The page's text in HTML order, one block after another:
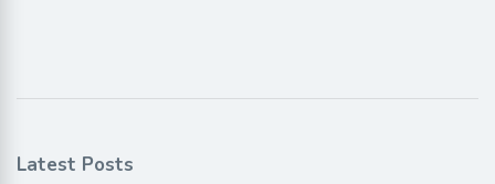
Latest Posts